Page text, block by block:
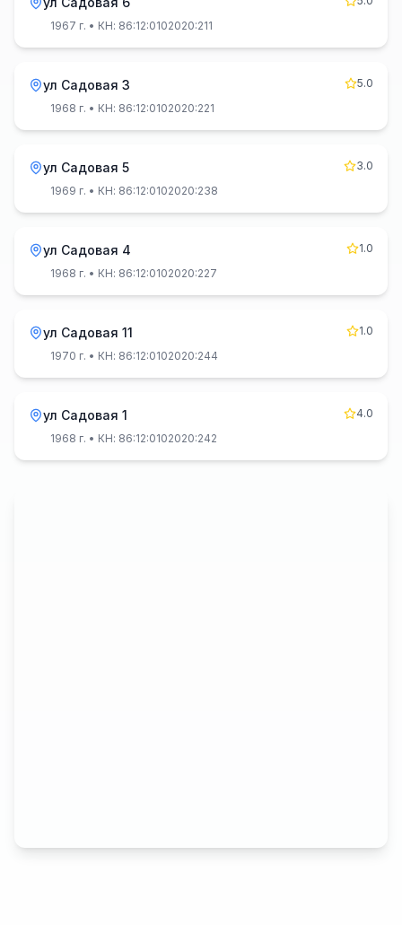
1967 г. • КН: 86:12:0102020:211
ул Садовая 3
5.0
1968 г. • КН: 86:12:0102020:221
ул Садовая 5
3.0
1969 г. • КН: 86:12:0102020:238
ул Садовая 4
1.0
1968 г. • КН: 86:12:0102020:227
ул Садовая 11
1.0
1970 г. • КН: 86:12:0102020:244
ул Садовая 1
4.0
1968 г. • КН: 86:12:0102020:242